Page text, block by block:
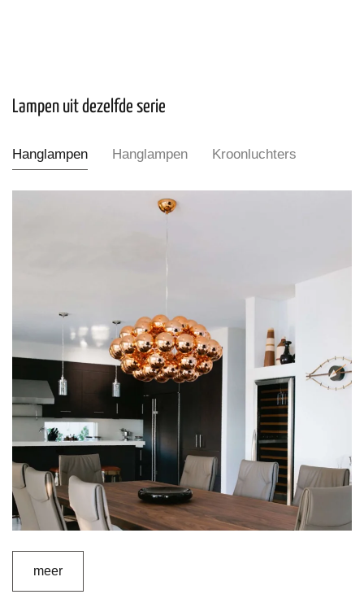
Lampen uit dezelfde serie
Hanglampen Hanglampen Kroonluchters
meer